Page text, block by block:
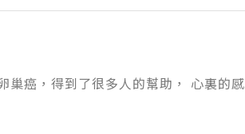
巢癌，得到了很多人的幫助， 心裏的